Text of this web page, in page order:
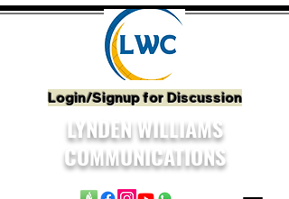
Login/Signup for Discussion
LYNDEN WILLIAMS
COMMUNICATIONS